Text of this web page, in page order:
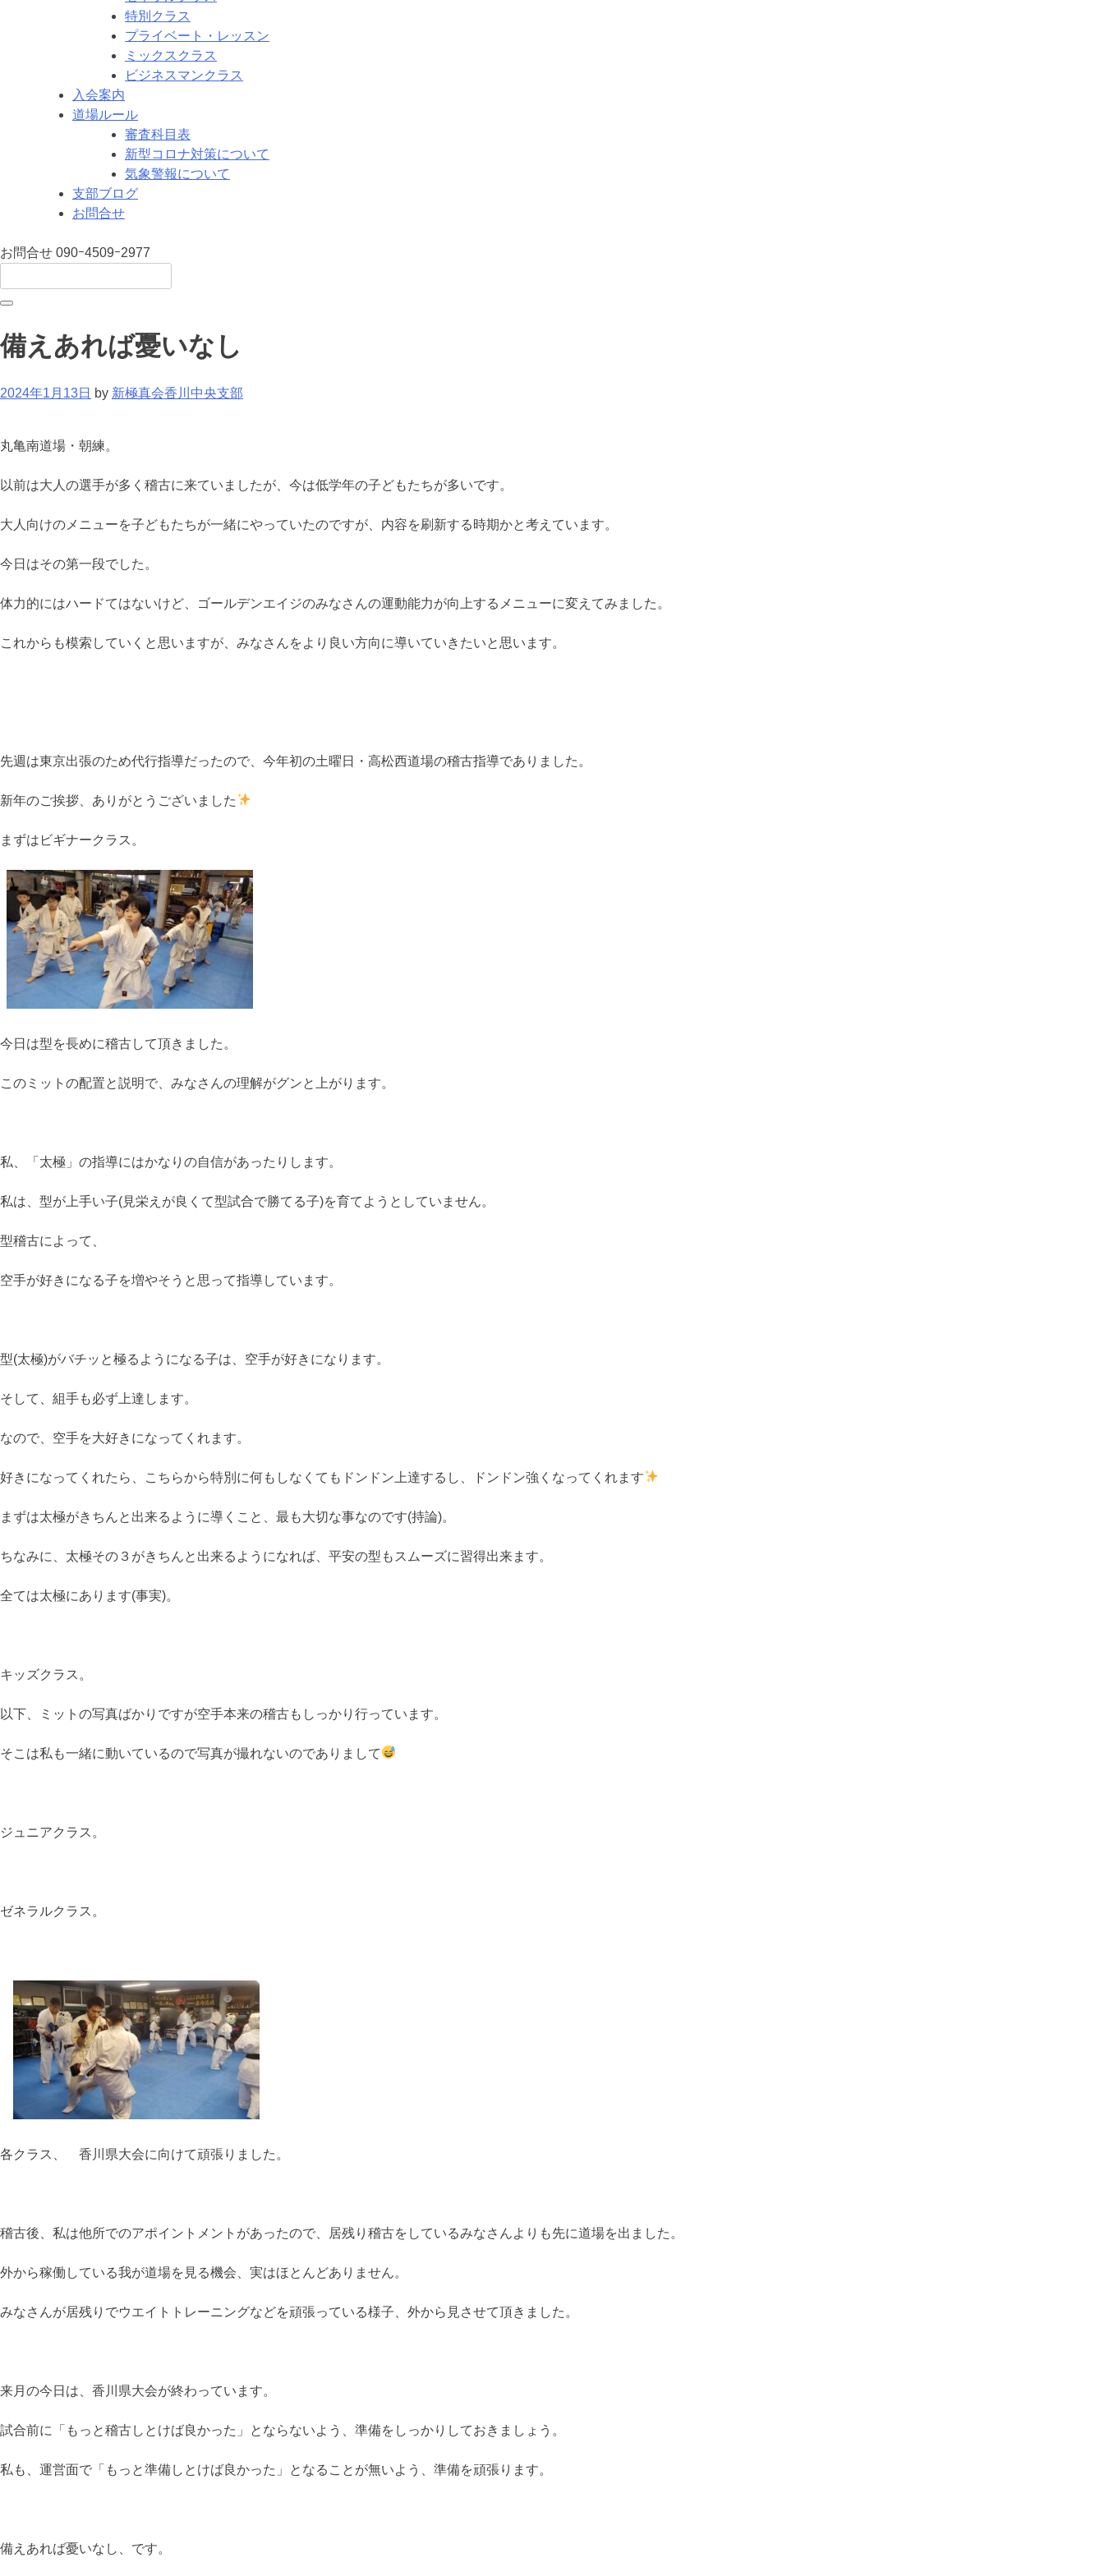
特別クラス
プライベート・レッスン
ミックスクラス
ビジネスマンクラス
入会案内
道場ルール
審査科目表
新型コロナ対策について
気象警報について
支部ブログ
お問合せ
お問合せ 090ｰ4509ｰ2977
備えあれば憂いなし
2024年1月13日 by 新極真会香川中央支部
丸亀南道場・朝練。
以前は大人の選手が多く稽古に来ていましたが、今は低学年の子どもたちが多いです。
大人向けのメニューを子どもたちが一緒にやっていたのですが、内容を刷新する時期かと考えています。
今日はその第一段でした。
体力的にはハードてはないけど、ゴールデンエイジのみなさんの運動能力が向上するメニューに変えてみました。
これからも模索していくと思いますが、みなさんをより良い方向に導いていきたいと思います。
先週は東京出張のため代行指導だったので、今年初の土曜日・高松西道場の稽古指導でありました。
新年のご挨拶、ありがとうございました
まずはビギナークラス。
今日は型を長めに稽古して頂きました。
このミットの配置と説明で、みなさんの理解がグンと上がります。
私、「太極」の指導にはかなりの自信があったりします。
私は、型が上手い子(見栄えが良くて型試合で勝てる子)を育てようとしていません。
型稽古によって、
空手が好きになる子を増やそうと思って指導しています。
型(太極)がバチッと極るようになる子は、空手が好きになります。
そして、組手も必ず上達します。
なので、空手を大好きになってくれます。
好きになってくれたら、こちらから特別に何もしなくてもドンドン上達するし、ドンドン強くなってくれます
まずは太極がきちんと出来るように導くこと、最も大切な事なのです(持論)。
ちなみに、太極その３がきちんと出来るようになれば、平安の型もスムーズに習得出来ます。
全ては太極にあります(事実)。
キッズクラス。
以下、ミットの写真ばかりですが空手本来の稽古もしっかり行っています。
そこは私も一緒に動いているので写真が撮れないのでありまして
ジュニアクラス。
ゼネラルクラス。
各クラス、 香川県大会に向けて頑張りました。
稽古後、私は他所でのアポイントメントがあったので、居残り稽古をしているみなさんよりも先に道場を出ました。
外から稼働している我が道場を見る機会、実はほとんどありません。
みなさんが居残りでウエイトトレーニングなどを頑張っている様子、外から見させて頂きました。
来月の今日は、香川県大会が終わっています。
試合前に「もっと稽古しとけば良かった」とならないよう、準備をしっかりしておきましょう。
私も、運営面で「もっと準備しとけば良かった」となることが無いよう、準備を頑張ります。
備えあれば憂いなし、です。